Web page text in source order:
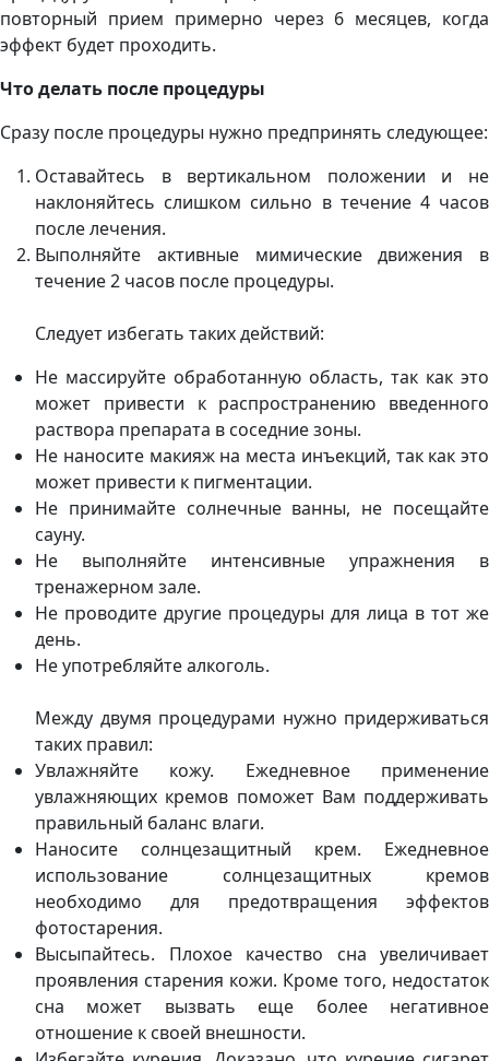
повторный прием примерно через 6 месяцев, когда
эффект будет проходить.
Что делать после процедуры
Сразу после процедуры нужно предпринять следующее:
Оставайтесь в вертикальном положении и не
наклоняйтесь слишком сильно в течение 4 часов
после лечения.
Выполняйте активные мимические движения в
течение 2 часов после процедуры.
Следует избегать таких действий:
Не массируйте обработанную область, так как это
может привести к распространению введенного
раствора препарата в соседние зоны.
Не наносите макияж на места инъекций, так как это
может привести к пигментации.
Не принимайте солнечные ванны, не посещайте
сауну.
Не выполняйте интенсивные упражнения в
тренажерном зале.
Не проводите другие процедуры для лица в тот же
день.
Не употребляйте алкоголь.
Между двумя процедурами нужно придерживаться
таких правил:
Увлажняйте кожу. Ежедневное применение
увлажняющих кремов поможет Вам поддерживать
правильный баланс влаги.
Наносите солнцезащитный крем. Ежедневное
использование солнцезащитных кремов
необходимо для предотвращения эффектов
фотостарения.
Высыпайтесь. Плохое качество сна увеличивает
проявления старения кожи. Кроме того, недостаток
сна может вызвать еще более негативное
отношение к своей внешности.